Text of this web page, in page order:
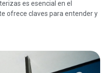
es esencial en el
ofrece claves para entender y